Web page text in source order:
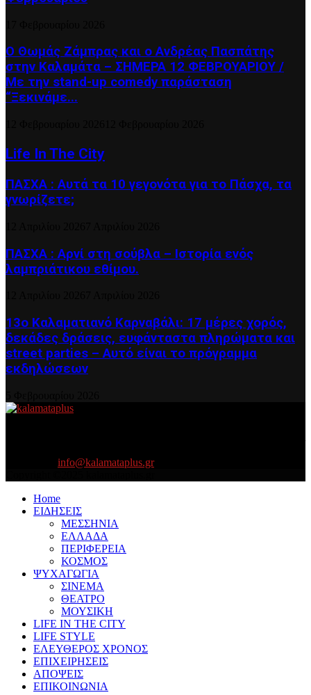
Ο Θωμάς Ζάμπρας και ο Ανδρέας Πασπάτης
στην Καλαμάτα – ΣΗΜΕΡΑ 12 ΦΕΒΡΟΥΑΡΙΟΥ /
Με την stand-up comedy παράσταση
“Ξεκινάμε...
Life In The City
ΠΑΣΧΑ : Αυτά τα 10 γεγονότα για το Πάσχα, τα
γνωρίζετε;
ΠΑΣΧΑ : Αρνί στη σούβλα – Ιστορία ενός
λαμπριάτικου εθίμου.
13ο Καλαματιανό Καρναβάλι: 17 μέρες χορός,
δεκάδες δράσεις, ευφάνταστα πληρώματα και
street parties – Αυτό είναι το πρόγραμμα
εκδηλώσεων
info@kalamataplus.gr
Home
ΕΙΔΗΣΕΙΣ
ΜΕΣΣΗΝΙΑ
ΕΛΛΑΔΑ
ΠΕΡΙΦΕΡΕΙΑ
ΚΟΣΜΟΣ
ΨΥΧΑΓΩΓΙΑ
ΣΙΝΕΜΑ
ΘΕΑΤΡΟ
ΜΟΥΣΙΚΗ
LIFE IN THE CITY
LIFE STYLE
ΕΛΕΥΘΕΡΟΣ ΧΡΟΝΟΣ
ΕΠΙΧΕΙΡΗΣΕΙΣ
ΑΠΟΨΕΙΣ
ΕΠΙΚΟΙΝΩΝΙΑ